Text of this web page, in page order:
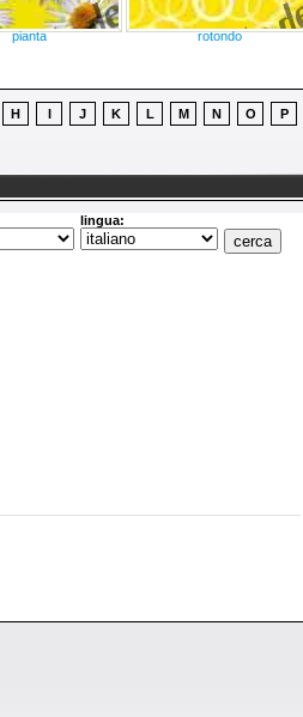
pianta rotondo
H I J K L M N O P
lingua: